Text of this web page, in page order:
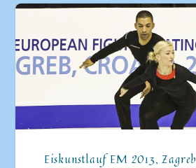
Eiskunstlauf EM 2013, Zagreb